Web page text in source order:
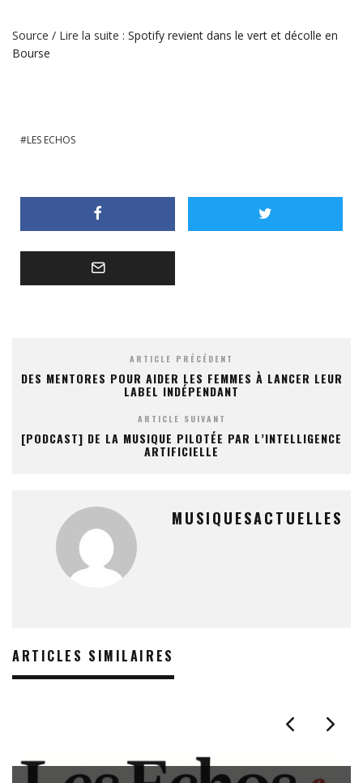
Source / Lire la suite : Spotify revient dans le vert et décolle en
Bourse
LES ECHOS
ARTICLE PRÉCÉDENT
DES MENTORES POUR AIDER LES FEMMES À LANCER LEUR
LABEL INDÉPENDANT
ARTICLE SUIVANT
[PODCAST] DE LA MUSIQUE PILOTÉE PAR L’INTELLIGENCE
ARTIFICIELLE
MUSIQUESACTUELLES
ARTICLES SIMILAIRES